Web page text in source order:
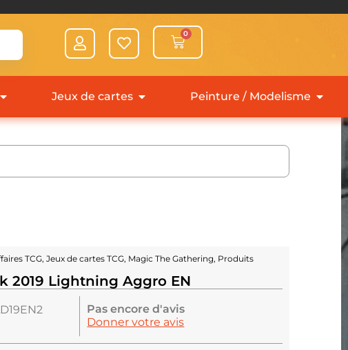
0
Jeux de cartes Peinture / Modelisme
TCG, Jeux de cartes TCG, Magic The Gathering, Produits
2019 Lightning Aggro EN
Pas encore d'avis
Donner votre avis